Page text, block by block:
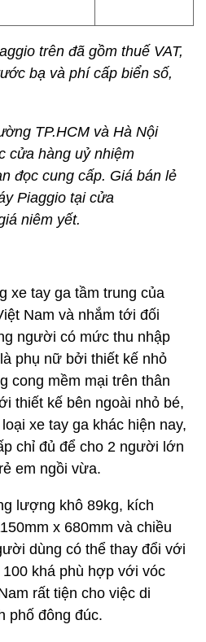
trên đã gồm thuế VAT,
bạ và phí cấp biển số,
TP.HCM và Hà Nội
cửa hàng uỷ nhiệm
đọc cung cấp. Giá bán lẻ
Piaggio tại cửa
niêm yết.
xe tay ga tầm trung của
Nam và nhắm tới đối
người có mức thu nhập
phụ nữ bởi thiết kế nhỏ
cong mềm mại trên thân
thiết kế bên ngoài nhỏ bé,
xe tay ga khác hiện nay,
chỉ đủ để cho 2 người lớn
em ngồi vừa.
lượng khô 89kg, kích
x 680mm và chiều
dùng có thể thay đổi với
khá phù hợp với vóc
rất tiện cho việc di
phố đông đúc.